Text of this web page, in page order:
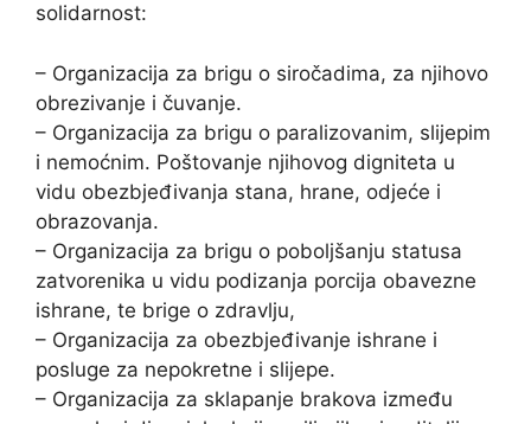
solidarnost:
– Organizacija za brigu o siročadima, za njihovo
obrezivanje i čuvanje.
– Organizacija za brigu o paralizovanim, slijepim
i nemoćnim. Poštovanje njihovog digniteta u
vidu obezbjeđivanja stana, hrane, odjeće i
obrazovanja.
– Organizacija za brigu o poboljšanju statusa
zatvorenika u vidu podizanja porcija obavezne
ishrane, te brige o zdravlju,
– Organizacija za obezbjeđivanje ishrane i
posluge za nepokretne i slijepe.
– Organizacija za sklapanje brakova između